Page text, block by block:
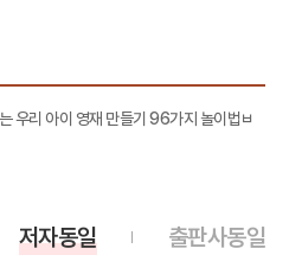
우리 아이 영재 만들기 96가지 놀이법ㅂ
출판사동일
저자동일